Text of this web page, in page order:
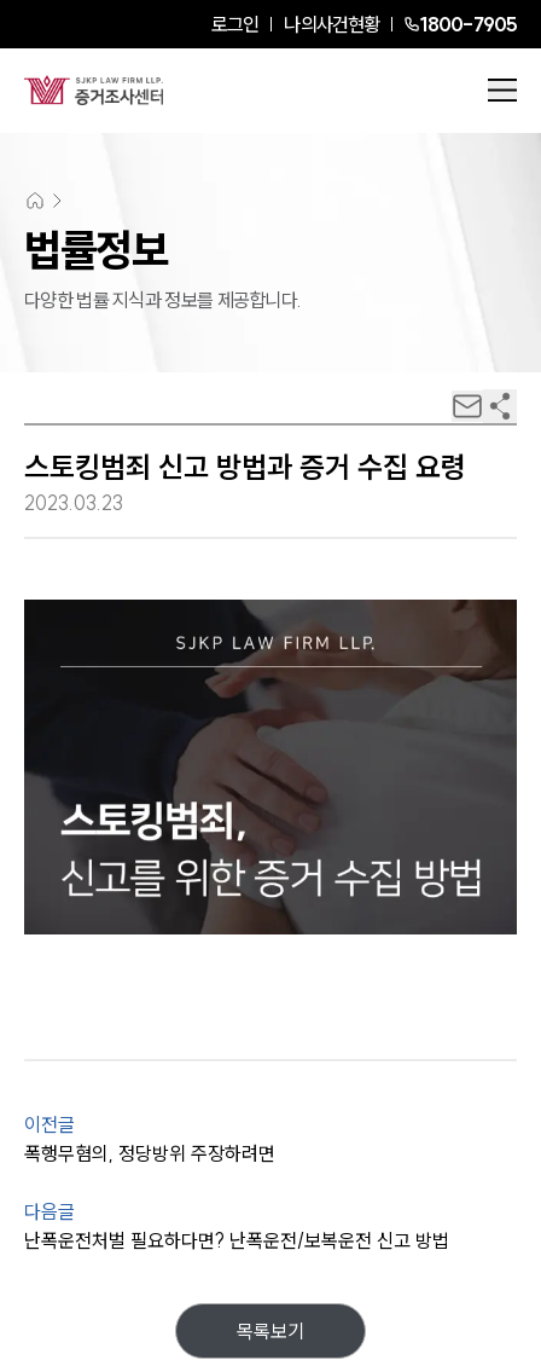
로그인 나의사건현황 1800-7905
법률정보
다양한 법률 지식과 정보를 제공합니다.
스토킹범죄 신고 방법과 증거 수집 요령
2023.03.23
이전글
폭행무혐의, 정당방위 주장하려면
다음글
난폭운전처벌 필요하다면? 난폭운전/보복운전 신고 방법
목록보기